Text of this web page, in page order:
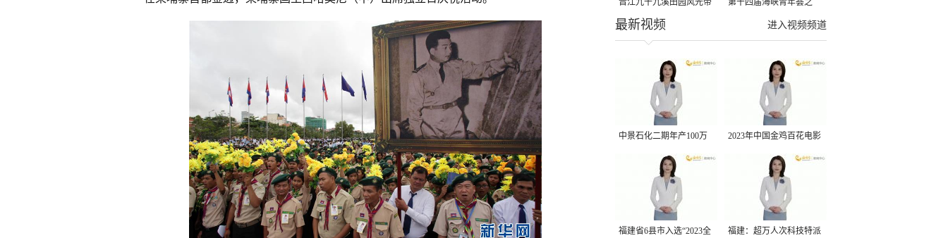
晋江九十九溪田园风光带
千亩早稻迎来成熟收割季
第十四届海峡青年荟之
2026榕台青年大学生水上
进入视频频道
最新视频
中景石化二期年产100万
吨丙烷脱氢项目建成中交
2023年中国金鸡百花电影
节有福电影巡展31日启动
福建省6县市入选“2023全 福建：超万人次科技特派